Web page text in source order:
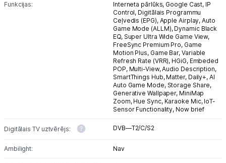
Funkcijas: Interneta pārlūks, Google Cast, IP
Control, Digitālais Programmu
Ceļvedis (EPG), Apple Airplay,Auto
Game Mode (ALLM), Dynamic Black
EQ, Super Ultra Wide Game View,
FreeSync Premium Pro, Game
Motion Plus, Game Bar, Variable
Refresh Rate (VRR), HGiG, Embeded
POP, Multi-View,Audio Description,
SmartThings Hub, Matter, Daily+,AI
Auto Game Mode, Storage Share,
Generative Wallpaper, MiniMap
Zoom, Hue Sync, Karaoke Mic, IoT-
Sensor Functionality, Now brief
Digitālais TV uztvērējs: DVB—T2/C/S2
Ambilight: Nav